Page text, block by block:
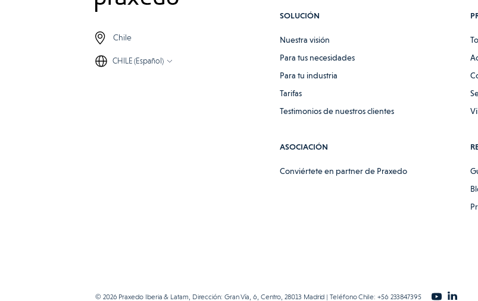
Chile
CHILE (Español)
SOLUCIÓN
Nuestra visión
Para tus necesidades
Para tu industria
Tarifas
Testimonios de nuestros clientes
ASOCIACIÓN
Conviértete en partner de Praxedo
© 2026 Praxedo Iberia & Latam, Dirección: Gran Vía, 6, Centro, 28013 Madrid | Teléfono Chile: +56 233847395